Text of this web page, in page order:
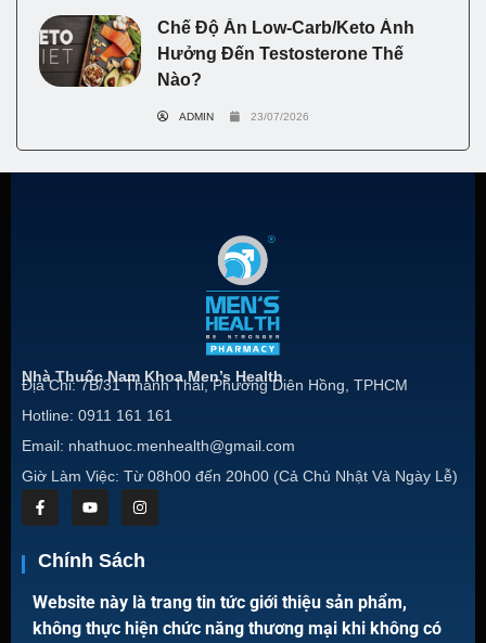
Chế Độ Ăn Low-Carb/Keto Ảnh
Hưởng Đến Testosterone Thế
Nào?
ADMIN 23/07/2026
Nhà Thuốc Nam Khoa Men’s Health
Địa Chỉ: 7B/31 Thành Thái, Phường Diên Hồng, TPHCM
Hotline: 0911 161 161
Email: nhathuoc.menhealth@gmail.com
Giờ Làm Việc: Từ 08h00 đến 20h00 (Cả Chủ Nhật Và Ngày Lễ)
Chính Sách
Website này là trang tin tức giới thiệu sản phẩm,
không thực hiện chức năng thương mại khi không có